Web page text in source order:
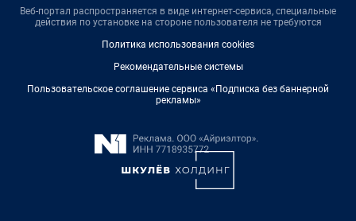
Веб-портал распространяется в виде интернет-сервиса, специальные
действия по установке на стороне пользователя не требуются
Политика использования cookies
Рекомендательные системы
Пользовательское соглашение сервиса «Подписка без баннерной
рекламы»